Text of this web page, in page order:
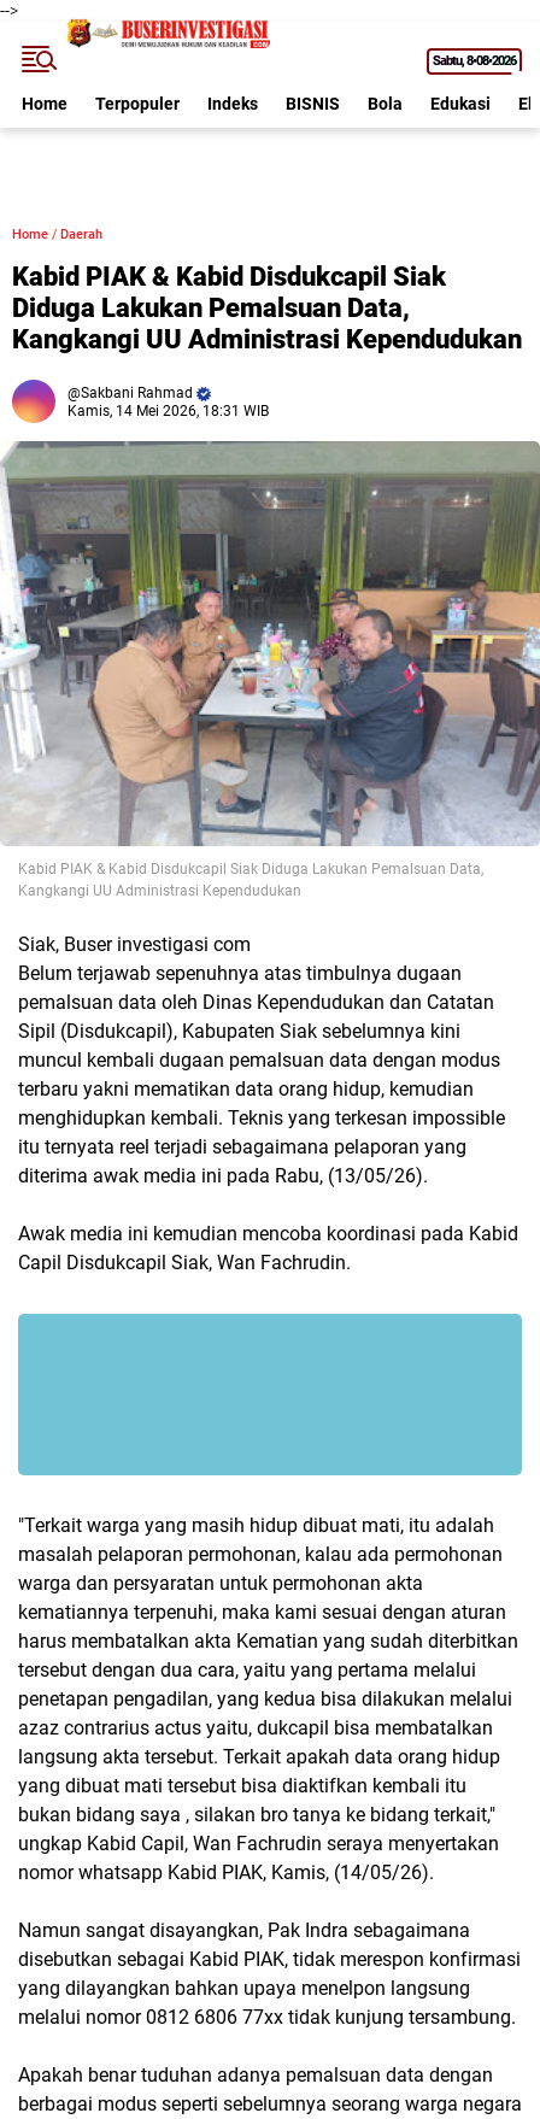
-->
Sabtu 8•08•2026
Home Terpopuler Indeks BISNIS Bola Edukasi
Home / Daerah
Kabid PIAK & Kabid Disdukcapil Siak
Diduga Lakukan Pemalsuan Data,
Kangkangi UU Administrasi Kependudukan
Sakbani Rahmad
Kamis, 14 Mei 2026, 18:31 WIB
Kabid PIAK & Kabid Disdukcapil Siak Diduga Lakukan Pemalsuan Data,
Kangkangi UU Administrasi Kependudukan
Siak, Buser investigasi com
Belum terjawab sepenuhnya atas timbulnya dugaan
pemalsuan data oleh Dinas Kependudukan dan Catatan
Sipil (Disdukcapil), Kabupaten Siak sebelumnya kini
muncul kembali dugaan pemalsuan data dengan modus
terbaru yakni mematikan data orang hidup, kemudian
menghidupkan kembali. Teknis yang terkesan impossible
itu ternyata reel terjadi sebagaimana pelaporan yang
diterima awak media ini pada Rabu, (13/05/26).
Awak media ini kemudian mencoba koordinasi pada Kabid
Capil Disdukcapil Siak, Wan Fachrudin.
"Terkait warga yang masih hidup dibuat mati, itu adalah
masalah pelaporan permohonan, kalau ada permohonan
warga dan persyaratan untuk permohonan akta
kematiannya terpenuhi, maka kami sesuai dengan aturan
harus membatalkan akta Kematian yang sudah diterbitkan
tersebut dengan dua cara, yaitu yang pertama melalui
penetapan pengadilan, yang kedua bisa dilakukan melalui
azaz contrarius actus yaitu, dukcapil bisa membatalkan
langsung akta tersebut. Terkait apakah data orang hidup
yang dibuat mati tersebut bisa diaktifkan kembali itu
bukan bidang saya , silakan bro tanya ke bidang terkait,"
ungkap Kabid Capil, Wan Fachrudin seraya menyertakan
nomor whatsapp Kabid PIAK, Kamis, (14/05/26).
Namun sangat disayangkan, Pak Indra sebagaimana
disebutkan sebagai Kabid PIAK, tidak merespon konfirmasi
yang dilayangkan bahkan upaya menelpon langsung
melalui nomor 0812 6806 77xx tidak kunjung tersambung.
Apakah benar tuduhan adanya pemalsuan data dengan
berbagai modus seperti sebelumnya seorang warga negara